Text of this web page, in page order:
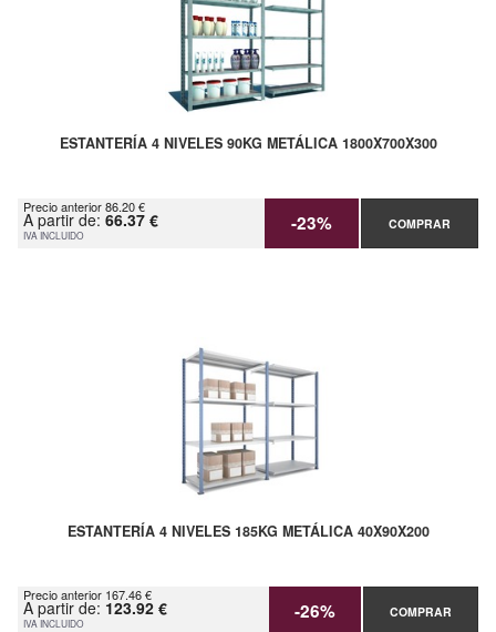
ESTANTERÍA 4 NIVELES 90KG METÁLICA 1800X700X300
Precio anterior 86.20 €
A partir de: 66.37 €
IVA INCLUIDO -23% COMPRAR
ESTANTERÍA 4 NIVELES 185KG METÁLICA 40X90X200
Precio anterior 167.46 €
A partir de: 123.92 €
IVA INCLUIDO -26% COMPRAR